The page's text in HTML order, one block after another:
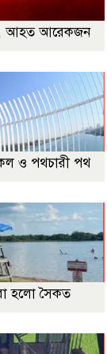
আহত আরেকজন
ও পথচারী পথ
হলো সৈকত